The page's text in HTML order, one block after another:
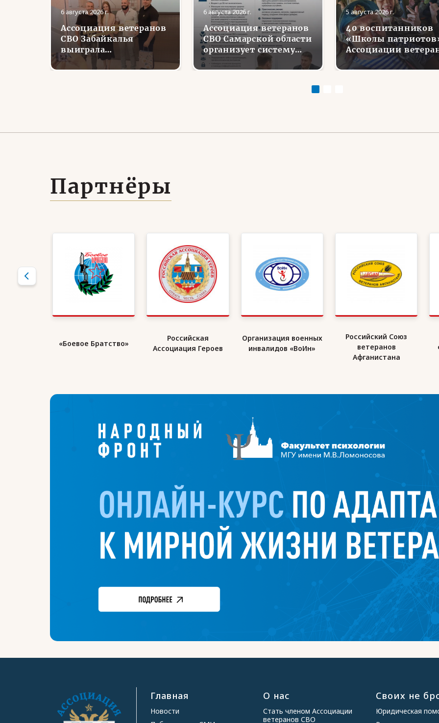
6 августа 2026 г.
Ассоциация ветеранов
СВО Забайкалья
выиграла
губернаторский грант
на проект «Урок
6 августа 2026 г.
Ассоциация ветеранов
СВО Самарской области
организует систему
персонального
кураторства для
5 августа 2026 г.
40 воспитанников
«Школы
Ассоциации
СВО в Липецкой
области совершили
Партнёры
«Боевое Братство»
Российская
Ассоциация Героев
Организация военных
инвалидов «ВоИн»
Российский Союз
ветеранов
Афганистана
Главная
Новости
О нас
Стать членом Ассоциации
ветеранов СВО
Своих не
Юридическая